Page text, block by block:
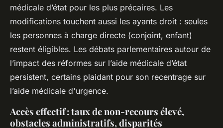
médicale d’état pour les plus précaires. Les
modifications touchent aussi les ayants droit : seules
les personnes à charge directe (conjoint, enfant)
restent éligibles. Les débats parlementaires autour de
l’impact des réformes sur l’aide médicale d’état
persistent, certains plaidant pour son recentrage sur
l’aide médicale d'urgence.
Accès effectif : taux de non-recours élevé,
obstacles administratifs, disparités